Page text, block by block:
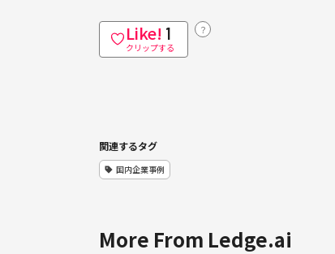
Like! 1
クリップする
？
関連するタグ
国内企業事例
More From Ledge.ai